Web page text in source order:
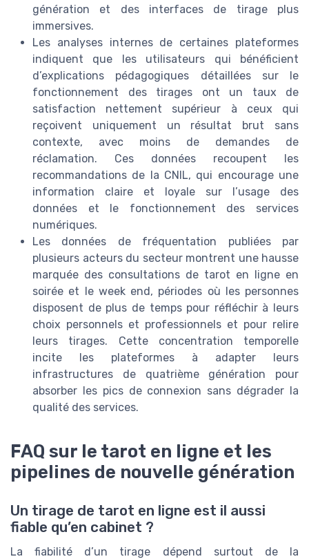
génération et des interfaces de tirage plus
immersives.
Les analyses internes de certaines plateformes
indiquent que les utilisateurs qui bénéficient
d’explications pédagogiques détaillées sur le
fonctionnement des tirages ont un taux de
satisfaction nettement supérieur à ceux qui
reçoivent uniquement un résultat brut sans
contexte, avec moins de demandes de
réclamation. Ces données recoupent les
recommandations de la CNIL, qui encourage une
information claire et loyale sur l’usage des
données et le fonctionnement des services
numériques.
Les données de fréquentation publiées par
plusieurs acteurs du secteur montrent une hausse
marquée des consultations de tarot en ligne en
soirée et le week end, périodes où les personnes
disposent de plus de temps pour réfléchir à leurs
choix personnels et professionnels et pour relire
leurs tirages. Cette concentration temporelle
incite les plateformes à adapter leurs
infrastructures de quatrième génération pour
absorber les pics de connexion sans dégrader la
qualité des services.
FAQ sur le tarot en ligne et les
pipelines de nouvelle génération
Un tirage de tarot en ligne est il aussi
fiable qu’en cabinet ?
La fiabilité d’un tirage dépend surtout de la